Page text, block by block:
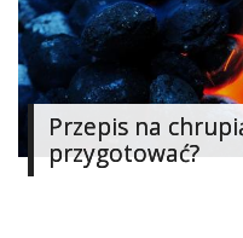
Przepis na
przygotować?